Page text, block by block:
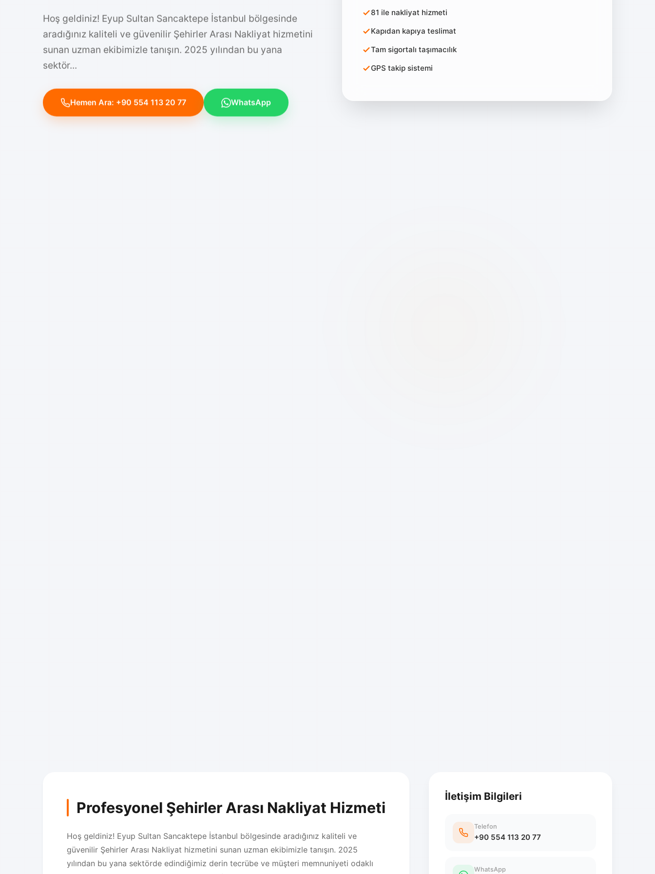
Hoş geldiniz! Eyup Sultan Sancaktepe İstanbul bölgesinde
aradığınız kaliteli ve güvenilir Şehirler Arası Nakliyat hizmetini
sunan uzman ekibimizle tanışın. 2025 yılından bu yana
sektör...
Hemen Ara: +90 554 113 20 77 WhatsApp
81 ile nakliyat hizmeti
Kapıdan kapıya teslimat
Tam sigortalı taşımacılık
GPS takip sistemi
Profesyonel Şehirler Arası Nakliyat Hizmeti
Hoş geldiniz! Eyup Sultan Sancaktepe İstanbul bölgesinde aradığınız kaliteli ve
güvenilir Şehirler Arası Nakliyat hizmetini sunan uzman ekibimizle tanışın. 2025
yılından bu yana sektörde edindiğimiz derin tecrübe ve müşteri memnuniyeti odaklı
İletişim Bilgileri
Telefon
+90 554 113 20 77
WhatsApp